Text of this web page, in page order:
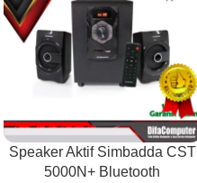
Speaker Aktif Simbadda CST
5000N+ Bluetooth